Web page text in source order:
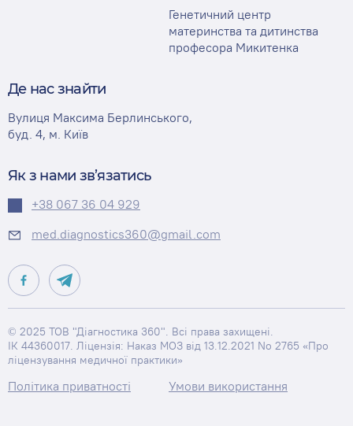
Генетичний центр
материнства та дитинства
професора Микитенка
Де нас знайти
Вулиця Максима Берлинського,
буд. 4, м. Київ
Як з нами зв’язатись
+38 067 36 04 929
med.diagnostics360@gmail.com
© 2025 ТОВ "Діагностика 360". Всі права захищені.
ІК 44360017. Ліцензія: Наказ МОЗ від 13.12.2021 No 2765 «Про
ліцензування медичної практики»
Політика приватності Умови використання